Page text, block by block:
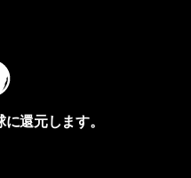
還元します。